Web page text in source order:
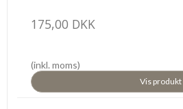
175,00 DKK
(inkl. moms)
Vis produkt